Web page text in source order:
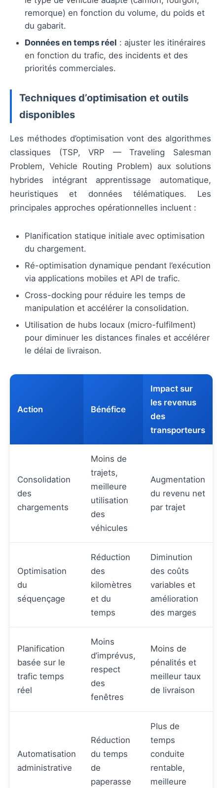
remorque) en fonction du volume, du poids et
du gabarit.
Données en temps réel : ajuster les itinéraires
en fonction du trafic, des incidents et des
priorités commerciales.
Techniques d’optimisation et outils
disponibles
Les méthodes d’optimisation vont des algorithmes
classiques (TSP, VRP — Traveling Salesman
Problem, Vehicle Routing Problem) aux solutions
hybrides intégrant apprentissage automatique,
heuristiques et données télématiques. Les
principales approches opérationnelles incluent :
Planification statique initiale avec optimisation
du chargement.
Ré-optimisation dynamique pendant l’exécution
via applications mobiles et API de trafic.
Cross-docking pour réduire les temps de
manipulation et accélérer la consolidation.
Utilisation de hubs locaux (micro-fulfilment)
pour diminuer les distances finales et accélérer
le délai de livraison.
Action Bénéfice
Impact sur
les revenus
des
transporteurs
Consolidation
des
chargements
Moins de
trajets,
meilleure
utilisation
des
véhicules
Augmentation
du revenu net
par trajet
Optimisation
du
séquençage
Réduction
des
kilomètres
et du
temps
Diminution
des coûts
variables et
amélioration
des marges
Planification
basée sur le
trafic temps
réel
Moins
d’imprévus,
respect
des
fenêtres
Moins de
pénalités et
meilleur taux
de livraison
Automatisation
administrative
Réduction
du temps
de
paperasse
Plus de
temps
conduite
rentable,
meilleure